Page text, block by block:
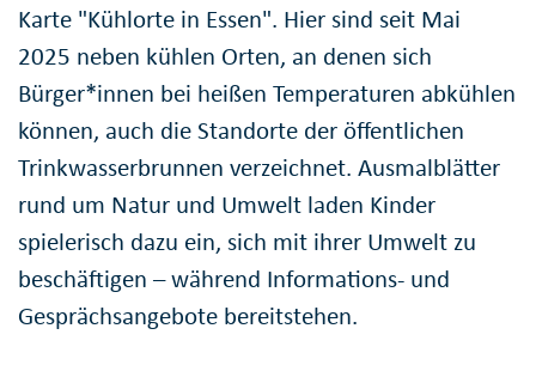
Karte "Kühlorte in Essen". Hier sind seit Mai
2025 neben kühlen Orten, an denen sich
Bürger*innen bei heißen Temperaturen abkühlen
können, auch die Standorte der öffentlichen
Trinkwasserbrunnen verzeichnet. Ausmalblätter
rund um Natur und Umwelt laden Kinder
spielerisch dazu ein, sich mit ihrer Umwelt zu
beschäftigen – während Informations- und
Gesprächsangebote bereitstehen.